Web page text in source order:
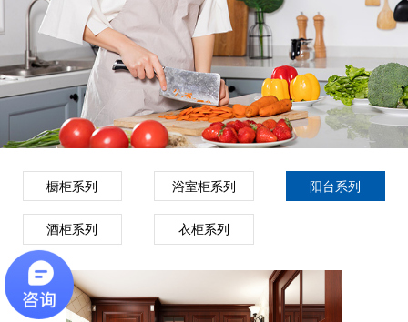
橱柜系列 浴室柜系列 阳台系列
酒柜系列 衣柜系列